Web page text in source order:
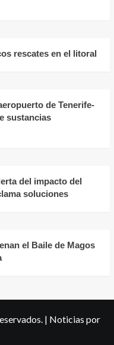
rescates en el litoral
de Tenerife-
sustancias
del impacto del
soluciones
el Baile de Magos
| Noticias por